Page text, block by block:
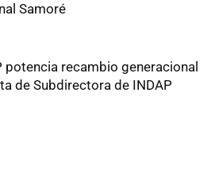
Samoré
potencia recambio generacional
de Subdirectora de INDAP